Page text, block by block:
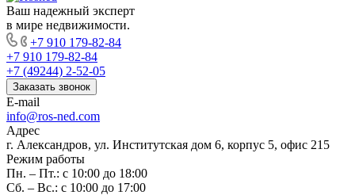
Ваш надежный эксперт
в мире недвижимости.
+7 910 179-82-84
+7 910 179-82-84
+7 (49244) 2-52-05
Заказать звонок
E-mail
info@ros-ned.com
Адрес
г. Александров, ул. Институтская дом 6, корпус 5, офис 215
Режим работы
Пн. – Пт.: с 10:00 до 18:00
Сб. – Вс.: с 10:00 до 17:00